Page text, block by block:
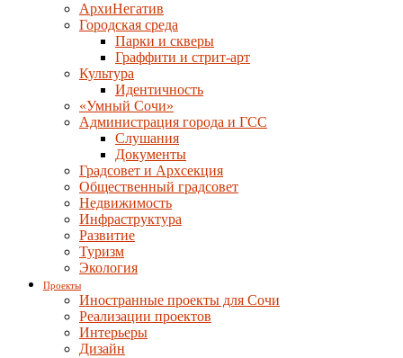
АрхиНегатив
Городская среда
Парки и скверы
Граффити и стрит-арт
Культура
Идентичность
«Умный Сочи»
Администрация города и ГСС
Слушания
Документы
Градсовет и Архсекция
Общественный градсовет
Недвижимость
Инфраструктура
Развитие
Туризм
Экология
Проекты
Иностранные проекты для Сочи
Реализации проектов
Интерьеры
Дизайн